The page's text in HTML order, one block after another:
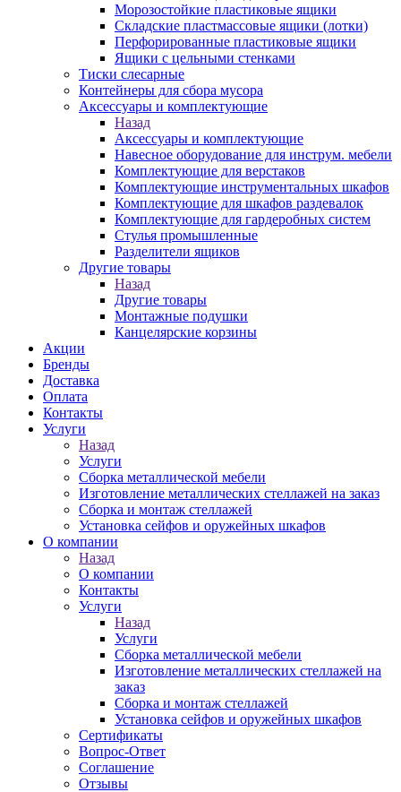
Морозостойкие пластиковые ящики
Складские пластмассовые ящики (лотки)
Перфорированные пластиковые ящики
Ящики с цельными стенками
Тиски слесарные
Контейнеры для сбора мусора
Аксессуары и комплектующие
Назад
Аксессуары и комплектующие
Навесное оборудование для инструм. мебели
Комплектующие для верстаков
Комплектующие инструментальных шкафов
Комплектующие для шкафов раздевалок
Комплектующие для гардеробных систем
Стулья промышленные
Разделители ящиков
Другие товары
Назад
Другие товары
Монтажные подушки
Канцелярские корзины
Акции
Бренды
Доставка
Оплата
Контакты
Услуги
Назад
Услуги
Сборка металлической мебели
Изготовление металлических стеллажей на заказ
Сборка и монтаж стеллажей
Установка сейфов и оружейных шкафов
О компании
Назад
О компании
Контакты
Услуги
Назад
Услуги
Сборка металлической мебели
Изготовление металлических стеллажей на
заказ
Сборка и монтаж стеллажей
Установка сейфов и оружейных шкафов
Сертификаты
Вопрос-Ответ
Соглашение
Отзывы